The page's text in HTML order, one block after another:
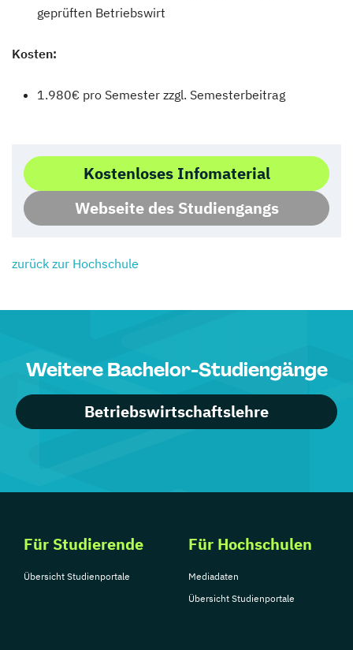
geprüften Betriebswirt
Kosten:
1.980€ pro Semester zzgl. Semesterbeitrag
Kostenloses Infomaterial
Webseite des Studiengangs
zurück zur Hochschule
Weitere Bachelor-Studiengänge
Betriebswirtschaftslehre
Für Studierende
Übersicht Studienportale
Für Hochschulen
Mediadaten
Übersicht Studienportale